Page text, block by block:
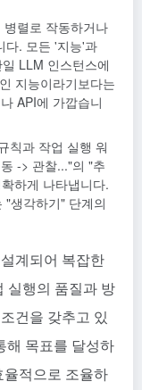
렬로 작동하거나
다. 모든 '지능'과
LLM 인스턴스에
지능이라기보다는
API에 가깝습니
칙과 작업 실행 워
-> 관찰..."의 "추
하게 나타냅니다.
생각하기" 단계의
계되어 복잡한
실행의 품질과 방
건을 갖추고 있
해 목표를 달성하
적으로 조율하